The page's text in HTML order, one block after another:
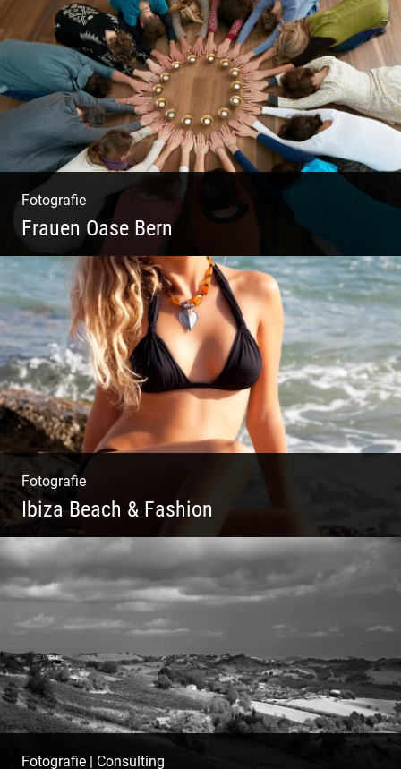
Izamal | Isla Holbox
Fotografie
Frauen Oase Bern
Yoga Fotografie | Magische Momente | Bunte
Farben | Wilde Formen
Fotografie
Ibiza Beach & Fashion
Ibiza Beach & Fashion
Fotografie Consulting